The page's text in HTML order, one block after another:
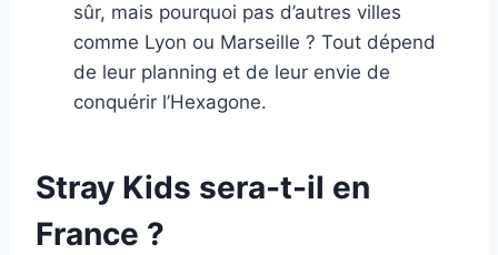
sûr, mais pourquoi pas d’autres villes
comme Lyon ou Marseille ? Tout dépend
de leur planning et de leur envie de
conquérir l’Hexagone.
Stray Kids sera-t-il en
France ?